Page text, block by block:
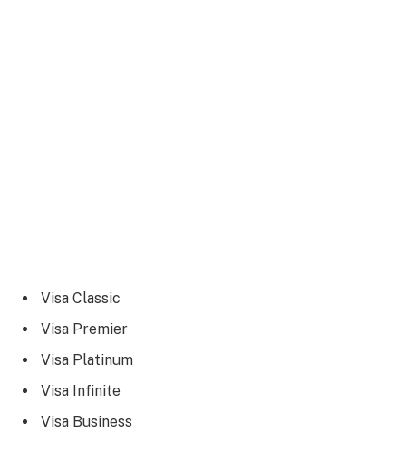
Visa Classic
Visa Premier
Visa Platinum
Visa Infinite
Visa Business